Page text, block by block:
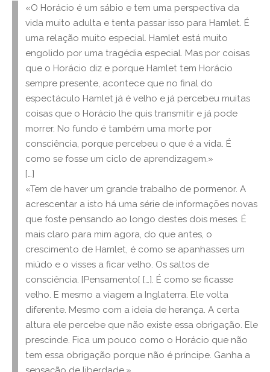
«O Horácio é um sábio e tem uma perspectiva da
vida muito adulta e tenta passar isso para Hamlet. É
uma relação muito especial. Hamlet está muito
engolido por uma tragédia especial. Mas por coisas
que o Horácio diz e porque Hamlet tem Horácio
sempre presente, acontece que no final do
espectáculo Hamlet já é velho e já percebeu muitas
coisas que o Horácio lhe quis transmitir e já pode
morrer. No fundo é também uma morte por
consciência, porque percebeu o que é a vida. É
como se fosse um ciclo de aprendizagem.»
[…]
«Tem de haver um grande trabalho de pormenor. A
acrescentar a isto há uma série de informações novas
que foste pensando ao longo destes dois meses. É
mais claro para mim agora, do que antes, o
crescimento de Hamlet, é como se apanhasses um
miúdo e o visses a ficar velho. Os saltos de
consciência. [Pensamento[ […]. É como se ficasse
velho. E mesmo a viagem a Inglaterra. Ele volta
diferente. Mesmo com a ideia de herança. A certa
altura ele percebe que não existe essa obrigação. Ele
prescinde. Fica um pouco como o Horácio que não
tem essa obrigação porque não é príncipe. Ganha a